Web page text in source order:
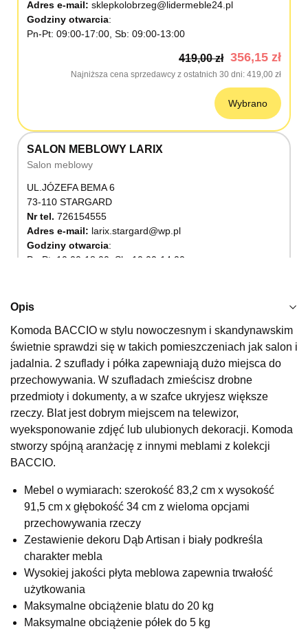
Adres e-mail: sklepkolobrzeg@lidermeble24.pl
Godziny otwarcia
Pn-Pt: 09:00-17:00, Sb: 09:00-13:00
419,00 zł 356,15 zł
Najniższa cena sprzedawcy z ostatnich 30 dni 419,00 zł
Wybrano
SALON MEBLOWY LARIX
Salon meblowy
UL.JÓZEFA BEMA 6
73-110 STARGARD
Nr tel. 726154555
Adres e-mail: larix.stargard@wp.pl
Godziny otwarcia
Pn-Pt: 10:00-18:00, Sb: 10:00-14:00
Wybierz
SALON MEBLOWY KUBUŚ
Salon meblowy
UL.RZEMIEŚLNICZA 6
66-470 KOSTRZYN NAD ODRĄ
Nr tel.507103199
Godziny otwarcia
419,00 zł 356,15 zł
Najniższa cena sprzedawcy z ostatnich 30 dni 419,00 zł
Wybierz
SALON MEBLOWY M JAK MEBLE
Salon meblowy
UL.BASZTOWA 3
Opis
Komoda BACCIO w stylu nowoczesnym i skandynawskim
świetnie sprawdzi się w takich pomieszczeniach jak salon i
jadalnia. 2 szuflady i półka zapewniają dużo miejsca do
przechowywania. W szufladach zmieścisz drobne
przedmioty i dokumenty, a w szafce ukryjesz większe
rzeczy. Blat jest dobrym miejscem na telewizor,
wyeksponowanie zdjęć lub ulubionych dekoracji. Komoda
stworzy spójną aranżację z innymi meblami z kolekcji
BACCIO.
Mebel o wymiarach: szerokość 83,2 cm x wysokość
91,5 cm x głębokość 34 cm z wieloma opcjami
przechowywania rzeczy
Zestawienie dekoru Dąb Artisan i biały podkreśla
charakter mebla
Wysokiej jakości płyta meblowa zapewnia trwałość
użytkowania
Maksymalne obciążenie blatu do 20 kg
Maksymalne obciążenie półek do 5 kg